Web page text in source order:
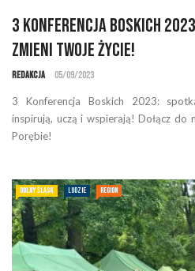
3 Konferencja Boskich
zmieni Twoje życie!
Redakcja 05/09/2023
3 Konferencja Boskich 2023:
inspirują, uczą i wspierają! Dołącz do
Porębie!
DOLNY ŚLĄSK LUDZIE REGION